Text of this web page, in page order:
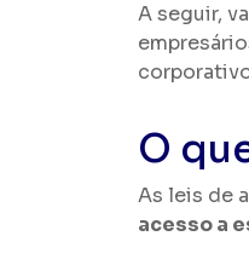
A seguir,
O
As leis de
acesso a